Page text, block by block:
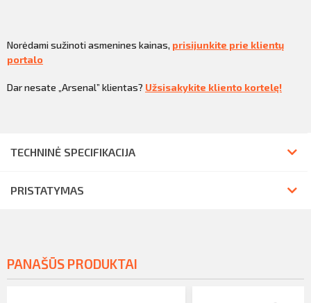
Norėdami sužinoti asmenines kainas, prisijunkite prie klientų
portalo
Dar nesate „Arsenal” klientas? Užsisakykite kliento kortelę!
TECHNINĖ SPECIFIKACIJA
PRISTATYMAS
PANAŠŪS PRODUKTAI